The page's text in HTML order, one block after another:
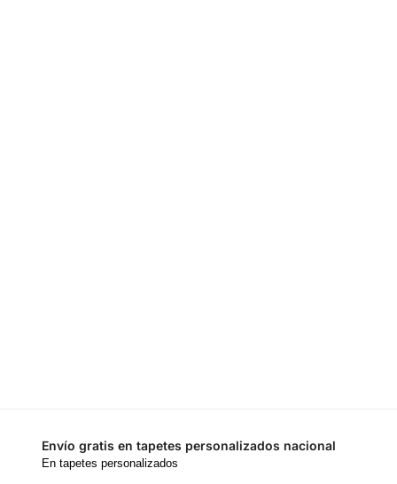
Envío gratis en tapetes personalizados nacional
En tapetes personalizados